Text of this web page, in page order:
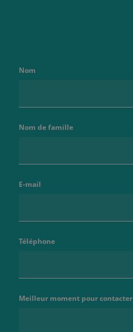
Nom
Nom de famille
E-mail
Téléphone
Meilleur moment pour contacter